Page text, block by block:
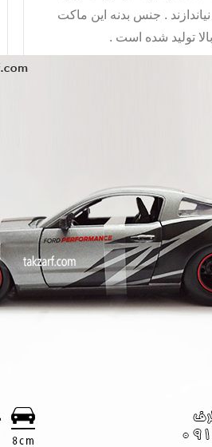
. جنس بدنه این ماکت
تولید شده است .